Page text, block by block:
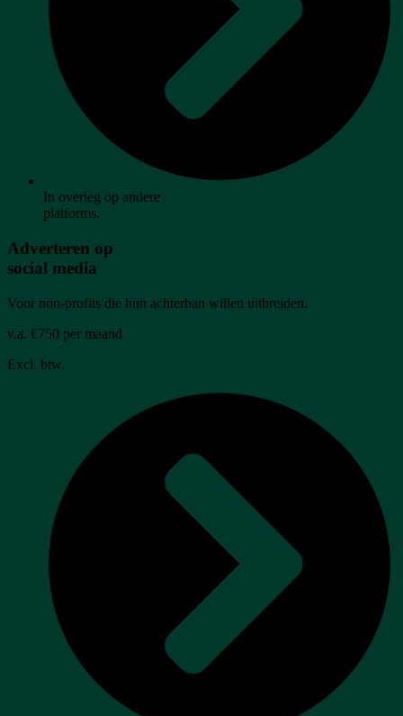
In overleg op andere
platforms.
Adverteren op
social media
Voor non-profits die hun achterban willen uitbreiden.
v.a. €750 per maand
Excl. btw.